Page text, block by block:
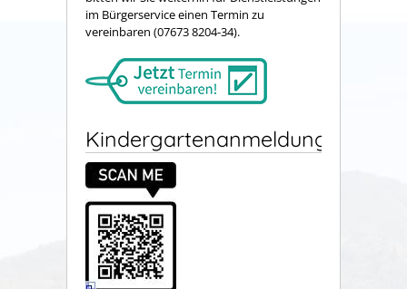
im Bürgerservice einen Termin zu
vereinbaren (07673 8204-34).
Kindergartenanmeldung